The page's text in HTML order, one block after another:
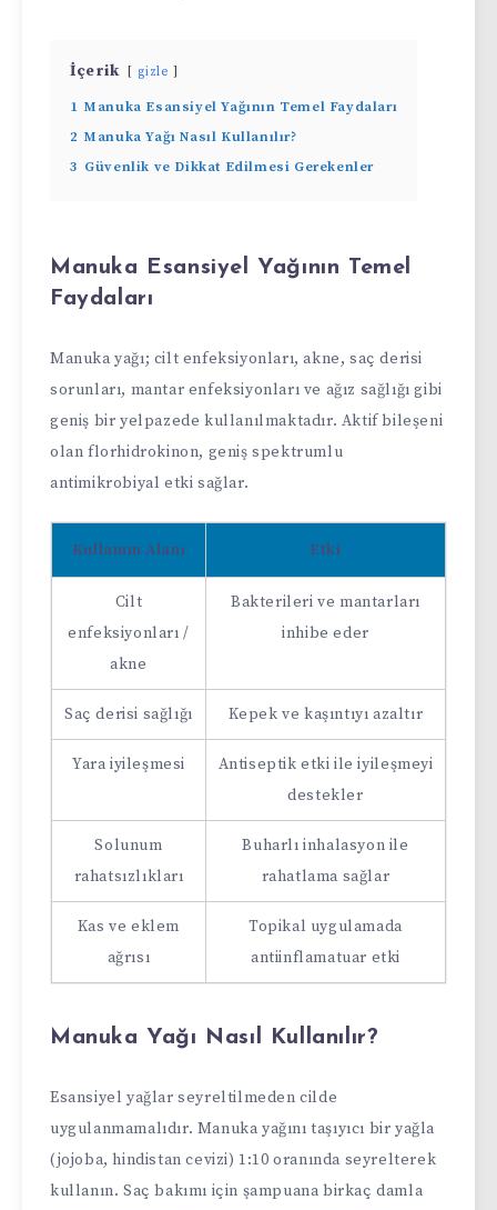
İçerik gizle
1 Manuka Esansiyel Yağının Temel Faydaları
2 Manuka Yağı Nasıl Kullanılır?
3 Güvenlik ve Dikkat Edilmesi Gerekenler
Manuka Esansiyel Yağının Temel
Faydaları
Manuka yağı; cilt enfeksiyonları, akne, saç derisi
sorunları, mantar enfeksiyonları ve ağız sağlığı gibi
geniş bir yelpazede kullanılmaktadır. Aktif bileşeni
olan florhidrokinon, geniş spektrumlu
antimikrobiyal etki sağlar.
Kullanım Alanı Etki
Cilt
enfeksiyonları /
akne
Bakterileri ve mantarları
inhibe eder
Saç derisi sağlığı Kepek ve kaşıntıyı azaltır
Yara iyileşmesi
Antiseptik etki ile iyileşmeyi
destekler
Solunum
rahatsızlıkları
Buharlı inhalasyon ile
rahatlama sağlar
Kas ve eklem
ağrısı
Topikal uygulamada
antiinflamatuar etki
Manuka Yağı Nasıl Kullanılır?
Esansiyel yağlar seyreltilmeden cilde
uygulanmamalıdır. Manuka yağını taşıyıcı bir yağla
(jojoba, hindistan cevizi) 1:10 oranında seyrelterek
kullanın. Saç bakımı için şampuana birkaç damla